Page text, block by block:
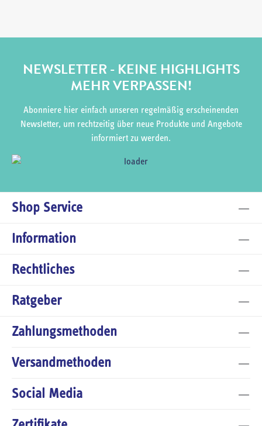
NEWSLETTER - KEINE HIGHLIGHTS
MEHR VERPASSEN!
Abonniere hier einfach unseren regelmäßig erscheinenden
Newsletter, um rechtzeitig über neue Produkte und Angebote
informiert zu werden.
Shop Service
Information
Rechtliches
Ratgeber
Zahlungsmethoden
Versandmethoden
Social Media